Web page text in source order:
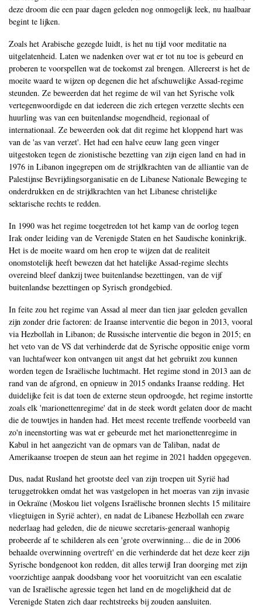
deze droom die een paar dagen geleden nog onmogelijk leek, nu haalbaar
begint te lijken.
Zoals het Arabische gezegde luidt, is het nu tijd voor meditatie na
uitgelatenheid. Laten we nadenken over wat er tot nu toe is gebeurd en
proberen te voorspellen wat de toekomst zal brengen. Allereerst is het de
moeite waard te wijzen op degenen die het afschuwelijke Assad-regime
steunden. Ze beweerden dat het regime de wil van het Syrische volk
vertegenwoordigde en dat iedereen die zich ertegen verzette slechts een
huurling was van een buitenlandse mogendheid, regionaal of
internationaal. Ze beweerden ook dat dit regime het kloppend hart was
van de 'as van verzet'. Het had een halve eeuw lang geen vinger
uitgestoken tegen de zionistische bezetting van zijn eigen land en had in
1976 in Libanon ingegrepen om de strijdkrachten van de alliantie van de
Palestijnse Bevrijdingsorganisatie en de Libanese Nationale Beweging te
onderdrukken en de strijdkrachten van het Libanese christelijke
sektarische rechts te redden.
In 1990 was het regime toegetreden tot het kamp van de oorlog tegen
Irak onder leiding van de Verenigde Staten en het Saudische koninkrijk.
Het is de moeite waard om hen erop te wijzen dat de realiteit
onomstotelijk heeft bewezen dat het hatelijke Assad-regime slechts
overeind bleef dankzij twee buitenlandse bezettingen, van de vijf
buitenlandse bezettingen op Syrisch grondgebied.
In feite zou het regime van Assad al meer dan tien jaar geleden gevallen
zijn zonder drie factoren: de Iraanse interventie die begon in 2013, vooral
via Hezbollah in Libanon; de Russische interventie die begon in 2015; en
het veto van de VS dat verhinderde dat de Syrische oppositie enige vorm
van luchtafweer kon ontvangen uit angst dat het gebruikt zou kunnen
worden tegen de Israëlische luchtmacht. Het regime stond in 2013 aan de
rand van de afgrond, en opnieuw in 2015 ondanks Iraanse redding. Het
duidelijke feit is dat toen de externe steun opdroogde, het regime instortte
zoals elk 'marionettenregime' dat in de steek wordt gelaten door de macht
die de touwtjes in handen had. Het meest recente treffende voorbeeld van
zo'n ineenstorting was wat er gebeurde met het marionettenregime in
Kabul in het aangezicht van de opmars van de Taliban, nadat de
Amerikaanse troepen de steun aan het regime in 2021 hadden opgegeven.
Dus, nadat Rusland het grootste deel van zijn troepen uit Syrië had
teruggetrokken omdat het was vastgelopen in het moeras van zijn invasie
in Oekraïne (Moskou liet volgens Israëlische bronnen slechts 15 militaire
vliegtuigen in Syrië achter), en nadat de Libanese Hezbollah een zware
nederlaag had geleden, die de nieuwe secretaris-generaal wanhopig
probeerde af te schilderen als een 'grote overwinning... die de in 2006
behaalde overwinning overtreft' en die verhinderde dat het deze keer zijn
Syrische bondgenoot kon redden, dit alles terwijl Iran doorging met zijn
voorzichtige aanpak doodsbang voor het vooruitzicht van een escalatie
van de Israëlische agressie tegen het land en de mogelijkheid dat de
Verenigde Staten zich daar rechtstreeks bij zouden aansluiten.